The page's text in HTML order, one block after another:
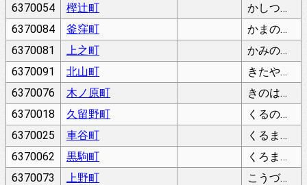
6370054
樫辻町
かしつじちょう
6370084
釜窪町
かまのくぼちょう
6370081
上之町
かみのちょう
6370091
北山町
きたやまちょう
6370076
木ノ原町
きのはらちょう
6370018
久留野町
くるのちょう
6370025
車谷町
くるまだにちょう
6370062
黒駒町
くろまちょう
6370073
上野町
こうづけちょう